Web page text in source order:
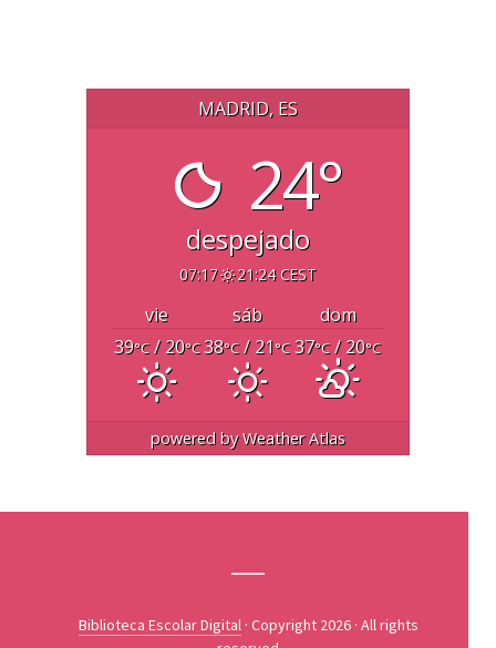
MADRID, ES
24°
despejado
07:17 21:24 CEST
vie sáb
dom
39°C/ 20°C38°C/ 21°C 37°C/ 20°C
powered byWeather Atlas
Biblioteca Escolar Digital · Copyright 2026 · All rights